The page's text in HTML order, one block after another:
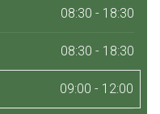
08:30 - 18:30
08:30 - 18:30
09:00 - 12:00